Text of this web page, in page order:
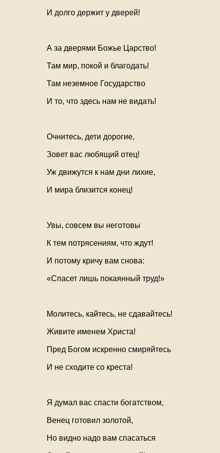
И долго держит у дверей!
А за дверями Божье Царство!
Там мир, покой и благодать!
Там неземное Государство
И то, что здесь нам не видать!
Очнитесь, дети дорогие,
Зовет вас любящий отец!
Уж движутся к нам дни лихие,
И мира близится конец!
Увы, совсем вы неготовы
К тем потрясениям, что ждут!
И потому кричу вам снова:
«Спасет лишь покаянный труд!»
Молитесь, кайтесь, не сдавайтесь!
Живите именем Христа!
Пред Богом искренно смиряйтесь
И не сходите со креста!
Я думал вас спасти богатством,
Венец готовил золотой,
Но видно надо вам спасаться